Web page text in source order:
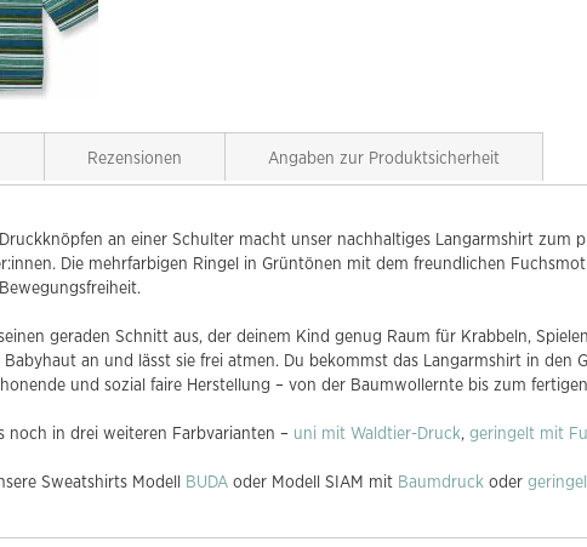
an einer Schulter macht unser nachhaltiges Langarmshirt zum
Die mehrfarbigen Ringel in Grüntönen mit dem freundlichen
geraden Schnitt aus, der deinem Kind genug Raum für Krabbeln,
an und lässt sie frei atmen. Du bekommst das Langarmshirt in den
und sozial faire Herstellung – von der Baumwollernte bis zum
noch in drei weiteren Farbvarianten – uni mit Waldtier-Druck, geringelt mit
Sweatshirts Modell BUDA oder Modell SIAM mit Baumdruck oder
Rezensionen Angaben zur Produktsicherheit